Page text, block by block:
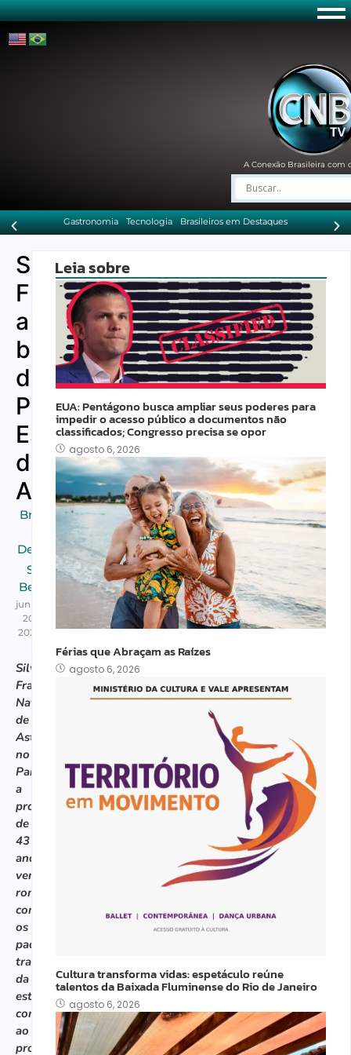
A Conexão Brasileira com
Gastronomia Tecnologia Brasileiros em Destaques
Silvia
Francelino
a
brasileira
do
Paraná
Escultora
de
Almas
Brasileiros
Destaques,
Saúde e
Bem-Estar
junho
20,
2025
Silvia
Francelino,
Natural
de
Astorga,
no
Paraná,
a
profissional
de
43
anos
vem
rompendo
com
os
padrões
tradicionais
da
estética
corporal
ao
propor
Leia sobre
EUA: Pentágono busca ampliar seus poderes para
impedir o acesso público a documentos não
classificados; Congresso precisa se opor
agosto 6, 2026
Férias que Abraçam as Raízes
agosto 6, 2026
Cultura transforma vidas: espetáculo reúne
talentos da Baixada Fluminense do Rio de Janeiro
agosto 6, 2026